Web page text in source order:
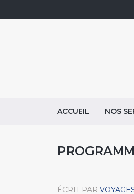
ACCUEIL NOS
ÉCRIT PAR